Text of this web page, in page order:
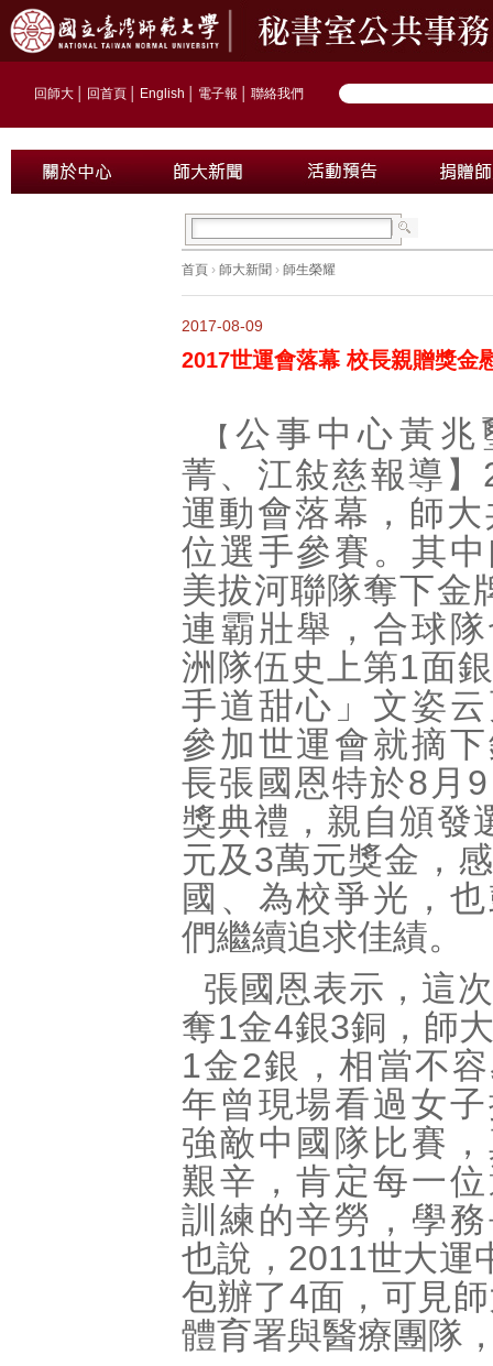
回師大 回首頁 English 電子報 聯絡我們
首頁 › 師大新聞 › 師生榮耀
2017-08-09
2017世運會落幕 校長親贈獎金
【公事中心黃兆
菁、江敍慈報導】
運動會落幕，師
位選手參賽。其
美拔河聯隊奪下金
連霸壯舉，合球
洲隊伍史上第1面
手道甜心」文姿
參加世運會就摘
長張國恩特於8月
獎典禮，親自頒發
元及3萬元獎金，
國、為校爭光，
們繼續追求佳績。
張國恩表示，這
奪1金4銀3銅，師
1金2銀，相當不
年曾現場看過女
強敵中國隊比賽
艱辛，肯定每一
訓練的辛勞，學
也說，2011世大運
包辦了4面，可見
體育署與醫療團隊